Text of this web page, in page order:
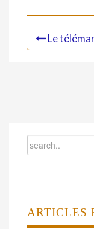
Le
ARTICLES